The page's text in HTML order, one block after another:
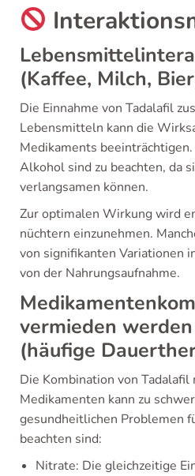
(Kaffee, Milch,
Die Einnahme von Tadalafil
Lebensmitteln kann die
Medikaments
Alkohol sind zu beachten, da
verlangsamen können.
Zur optimalen Wirkung wird
nüchtern einzunehmen.
von signifikanten Variationen
von der Nahrungsaufnahme.
vermieden
(häufige
Die Kombination von
Medikamenten kann zu
gesundheitlichen Problemen
beachten sind:
Nitrate: Die gleichzeitige